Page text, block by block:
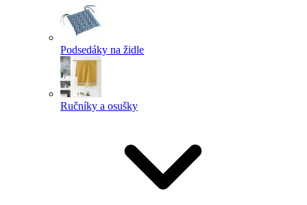
Podsedáky na židle
Ručníky a osušky